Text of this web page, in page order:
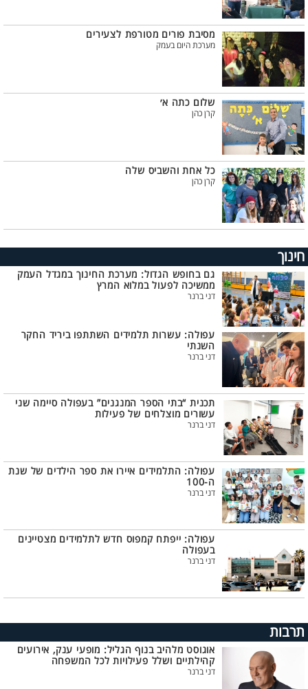
מסיבת פורים מטורפת לצעירים
מערכת היום בעמק
שלום כתה א׳
קרן כהן
כל אחת והשביס שלה
קרן כהן
חינוך
גם בחופש הגדול: מערכת החינוך במגדל העמק
ממשיכה לפעול במלוא המרץ
דני ברנר
עפולה: עשרות תלמידים השתתפו ביריד החקר
השנתי
דני ברנר
תכנית “בתי הספר המנגנים” בעפולה סיימה שני
עשורים מוצלחים של פעילות
דני ברנר
עפולה: התלמידים איירו את ספר הילדים של שנת
ה-100
דני ברנר
עפולה: ייפתח קמפוס חדש לתלמידים מצטיינים
בעפולה
דני ברנר
תרבות
אוגוסט מלהיב בנוף הגליל: מופעי ענק, אירועים
קהילתיים ושלל פעילויות לכל המשפחה
דני ברנר